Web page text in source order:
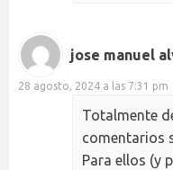
jose manuel
28 agosto, 2024 a las 7:31 pm
Totalmente
comentarios
Para ellos (y